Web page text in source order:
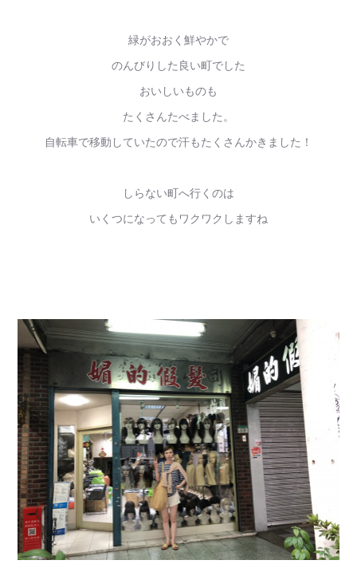
緑がおおく鮮やかで
のんびりした良い町でした
おいしいものも
たくさんたべました。
自転車で移動していたので汗もたくさんかきました！
しらない町へ行くのは
いくつになってもワクワクしますね